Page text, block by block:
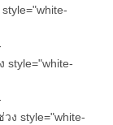
style="white-
ง style="white-